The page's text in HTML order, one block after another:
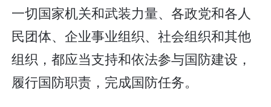
一切国家机关和武装力量、各政党和各人
民团体、企业事业组织、社会组织和其他
组织，都应当支持和依法参与国防建设，
履行国防职责，完成国防任务。